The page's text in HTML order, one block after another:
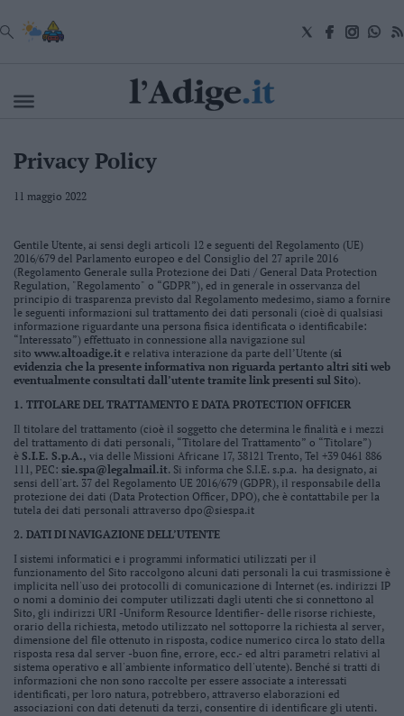
VAI
Cronaca
Attualità
Economia
Spettacoli
Salute
e
Benessere
Montagna
Tecnologia
Sport
Foto
Video
Wire
Territori
Trento
Rovereto
Pergine
Riva
–
Arco
Basso
Sarca
–
Ledro
Lavis
Privacy Policy
11 maggio 2022
Gentile Utente, ai sensi degli articoli 12 e seguenti del Regolamento (UE)
2016/679 del Parlamento europeo e del Consiglio del 27 aprile 2016
(Regolamento Generale sulla Protezione dei Dati / General Data Protection
Regulation, "Regolamento" o “GDPR”), ed in generale in osservanza del
principio di trasparenza previsto dal Regolamento medesimo, siamo a fornire
le seguenti informazioni sul trattamento dei dati personali (cioè di qualsiasi
informazione riguardante una persona fisica identificata o identificabile:
“Interessato”) effettuato in connessione alla navigazione sul
sito www.altoadige.it e relativa interazione da parte dell’Utente (si
evidenzia che la presente informativa non riguarda pertanto altri siti web
eventualmente consultati dall’utente tramite link presenti sul Sito).
1. TITOLARE DEL TRATTAMENTO E DATA PROTECTION OFFICER
Il titolare del trattamento (cioè il soggetto che determina le finalità e i mezzi
del trattamento di dati personali, “Titolare del Trattamento” o “Titolare”)
è S.I.E. S.p.A., via delle Missioni Africane 17, 38121 Trento, Tel +39 0461 886
111, PEC: sie.spa@legalmail.it. Si informa che S.I.E. s.p.a. ha designato, ai
sensi dell'art. 37 del Regolamento UE 2016/679 (GDPR), il responsabile della
protezione dei dati (Data Protection Officer, DPO), che è contattabile per la
tutela dei dati personali attraverso dpo@siespa.it
2. DATI DI NAVIGAZIONE DELL’UTENTE
I sistemi informatici e i programmi informatici utilizzati per il
funzionamento del Sito raccolgono alcuni dati personali la cui trasmissione è
implicita nell'uso dei protocolli di comunicazione di Internet (es. indirizzi IP
o nomi a dominio dei computer utilizzati dagli utenti che si connettono al
Sito, gli indirizzi URI -Uniform Resource Identifier- delle risorse richieste,
orario della richiesta, metodo utilizzato nel sottoporre la richiesta al server,
dimensione del file ottenuto in risposta, codice numerico circa lo stato della
risposta resa dal server -buon fine, errore, ecc.- ed altri parametri relativi al
sistema operativo e all'ambiente informatico dell'utente). Benché si tratti di
informazioni che non sono raccolte per essere associate a interessati
identificati, per loro natura, potrebbero, attraverso elaborazioni ed
associazioni con dati detenuti da terzi, consentire di identificare gli utenti.